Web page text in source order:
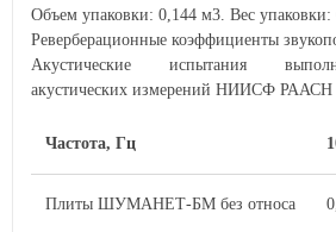
Объем упаковки: 0,144 м3. Вес упаковки:
Реверберационные коэффициенты
Акустические испытания
акустических измерений НИИСФ РААСН
Частота, Гц
Плиты ШУМАНЕТ-БМ без относа